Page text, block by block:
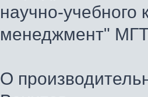
научно-
менеджмент"
О